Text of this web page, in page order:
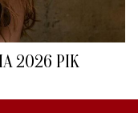
2026 РІК